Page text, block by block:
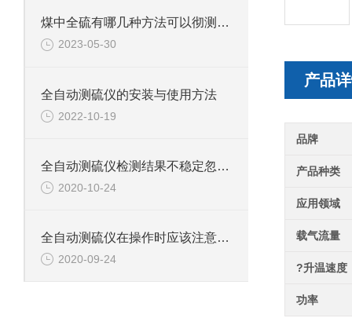
产品
品牌
产品种类
应用领域
载气流量
?升温速度
功率
煤中全硫有哪几种方法可以彻测定？各有什么利弊？
2023-05-30
全自动测硫仪的安装与使用方法
2022-10-19
全自动测硫仪检测结果不稳定忽高忽低怎么办？
2020-10-24
全自动测硫仪在操作时应该注意的问题分析
2020-09-24